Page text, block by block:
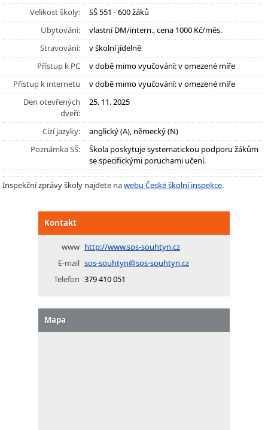
Velikost školy:
SŠ 551 - 600 žáků
Ubytování:
vlastní DM/intern., cena 1000 Kč/měs.
Stravování:
v školní jídelně
Přístup k PC
v době mimo vyučování: v omezené míře
Přístup k internetu
v době mimo vyučování: v omezené míře
Den otevřených
dveří:
25. 11. 2025
Cizí jazyky:
anglický (A), německý (N)
Poznámka SŠ:
Škola poskytuje systematickou podporu žákům
se specifickými poruchami učení.
Inspekční zprávy školy najdete nawebu České školní inspekce.
Kontakt
www http://www.sos-souhtyn.cz
E-mail sos-souhtyn@sos-souhtyn.cz
Telefon 379 410 051
Mapa